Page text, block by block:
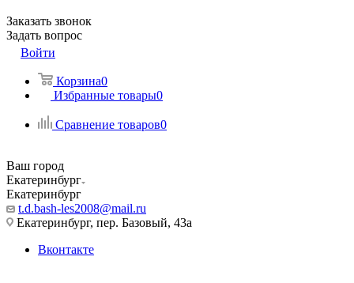
Заказать звонок
Задать вопрос
Войти
Корзина0
Избранные товары0
Сравнение товаров0
Ваш город
Екатеринбург
Екатеринбург
t.d.bash-les2008@mail.ru
Екатеринбург, пер. Базовый, 43а
Вконтакте